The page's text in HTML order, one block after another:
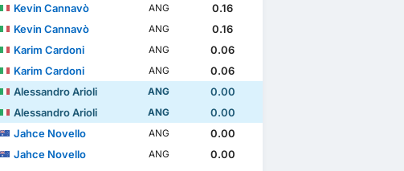
Kevin Cannavò
ANG
0.16
Kevin Cannavò
ANG
0.16
Karim Cardoni
ANG
0.06
Karim Cardoni
ANG
0.06
Alessandro Arioli
ANG
0.00
Alessandro Arioli
ANG
0.00
Jahce Novello
ANG
0.00
Jahce Novello
ANG 0.00